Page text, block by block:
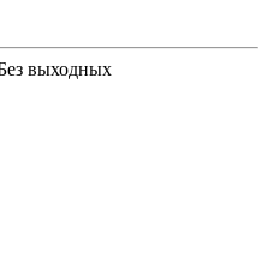
выходных